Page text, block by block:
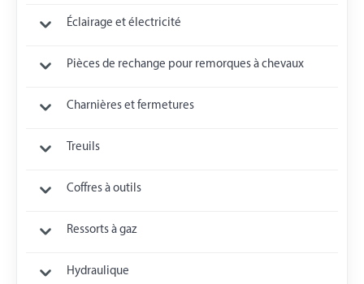
Éclairage et électricité
Pièces de rechange pour remorques à chevaux
Charnières et fermetures
Treuils
Coffres à outils
Ressorts à gaz
Hydraulique